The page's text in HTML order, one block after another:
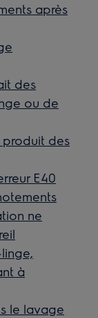
après
des
ou de
produit des
E40
ne
à
le lavage